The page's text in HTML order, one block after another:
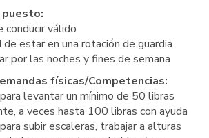
conducir válido
estar en una rotación de guardia
por las noches y fines de semana
físicas/Competencias:
levantar un mínimo de 50 libras
a veces hasta 100 libras con ayuda
subir escaleras, trabajar a alturas